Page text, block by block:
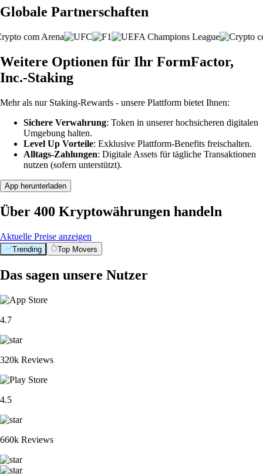
Globale Partnerschaften
Weitere Optionen für Ihr FormFactor,
Inc.-Staking
Mehr als nur Staking-Rewards - unsere Plattform bietet Ihnen:
Sichere Verwahrung: Token in unserer hochsicheren digitalen
Umgebung halten.
Level Up Vorteile: Exklusive Plattform-Benefits freischalten.
Alltags-Zahlungen: Digitale Assets für tägliche Transaktionen
nutzen (sofern unterstützt).
App herunterladen
Über 400 Kryptowährungen handeln
Aktuelle Preise anzeigen
Trending Top Movers
Das sagen unsere Nutzer
4.7
320k Reviews
4.5
660k Reviews